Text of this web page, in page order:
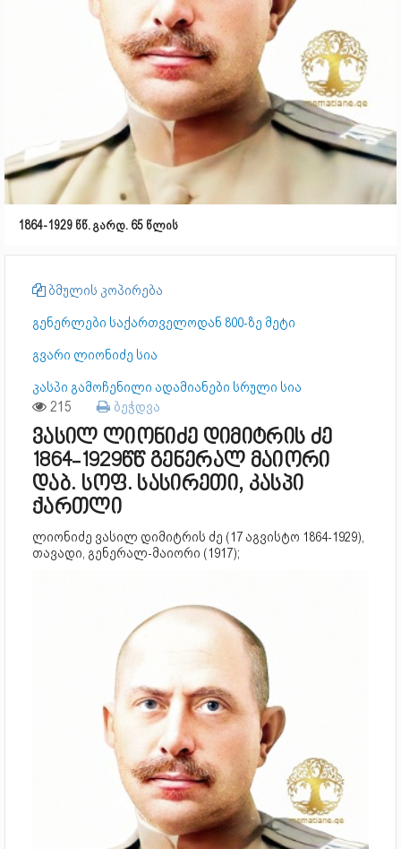
1864-1929 წწ. გარდ. 65 წლის
ბმულის კოპირება
გენერლები საქართველოდან 800-ზე მეტი
გვარი ლიონიძე სია
კასპი გამოჩენილი ადამიანები სრული სია
215 ბეჭდვა
ვასილ ლიონიძე დიმიტრის ძე
1864-1929წწ გენერალ მაიორი
დაბ. სოფ. სასირეთი, კასპი
ქართლი
ლიონიძე ვასილ დიმიტრის ძე (17 აგვისტო 1864-1929),
თავადი, გენერალ-მაიორი (1917);